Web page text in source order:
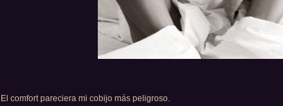
El comfort pareciera mi cobijo más peligroso.